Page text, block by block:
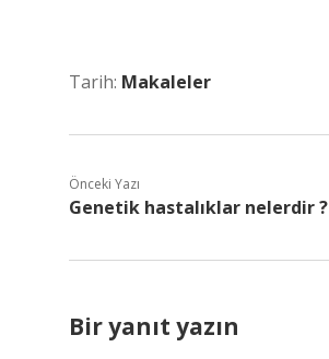
Tarih: Makaleler
Önceki Yazı
Genetik hastalıklar nelerdir ?
Bir yanıt yazın